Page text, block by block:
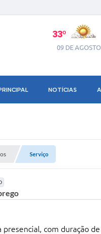
33º
09 DE AGOSTO
NOTÍCIAS
Serviço
com duração